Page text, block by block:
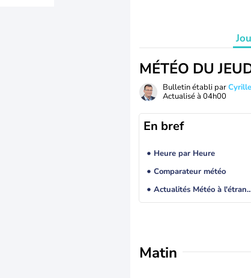
MÉTÉO DU
Bulletin établi par
Actualisé à 04h00
En bref
Heure par Heure
Comparateur météo
Actualités
Matin